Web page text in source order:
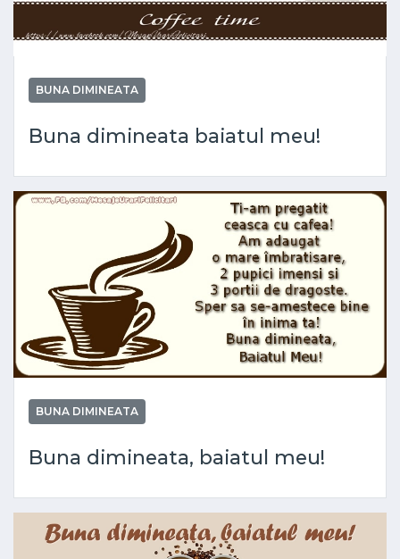
BUNA DIMINEATA
Buna dimineata baiatul meu!
BUNA DIMINEATA
Buna dimineata, baiatul meu!